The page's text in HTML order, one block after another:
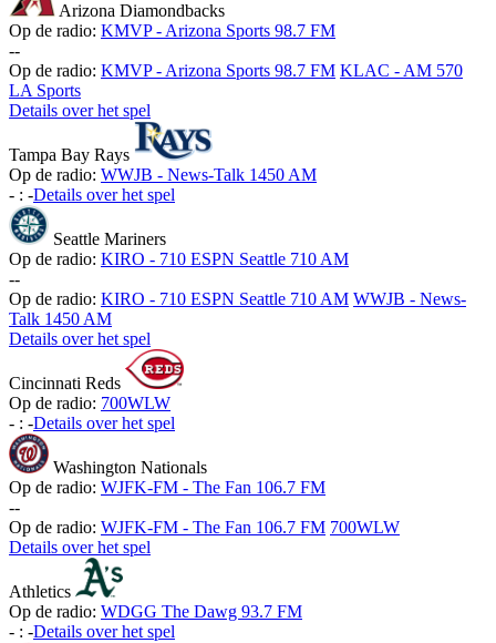
Arizona Diamondbacks
Op de radio: KMVP - Arizona Sports 98.7 FM
--
Op de radio: KMVP - Arizona Sports 98.7 FM KLAC - AM 570
LA Sports
Details over het spel
Tampa Bay Rays
Op de radio: WWJB - News-Talk 1450 AM
- : -Details over het spel
Seattle Mariners
Op de radio: KIRO - 710 ESPN Seattle 710 AM
--
Op de radio: KIRO - 710 ESPN Seattle 710 AM WWJB - News-
Talk 1450 AM
Details over het spel
Cincinnati Reds
Op de radio: 700WLW
- : -Details over het spel
Washington Nationals
Op de radio: WJFK-FM - The Fan 106.7 FM
--
Op de radio: WJFK-FM - The Fan 106.7 FM 700WLW
Details over het spel
Athletics
Op de radio: WDGG The Dawg 93.7 FM
- : -Details over het spel